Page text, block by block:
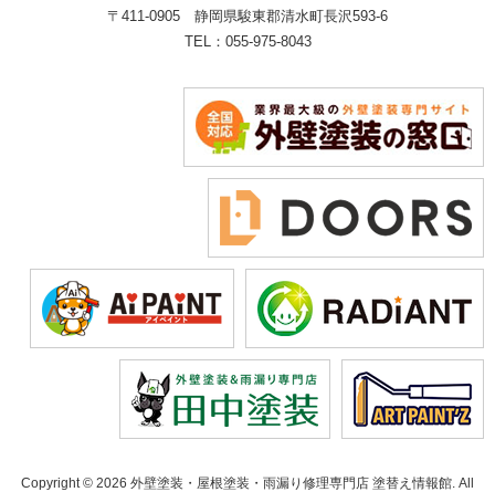
〒411-0905 静岡県駿東郡清水町長沢593-6
TEL：055-975-8043
Copyright © 2026 外壁塗装・屋根塗装・雨漏り修理専門店 塗替え情報館. All